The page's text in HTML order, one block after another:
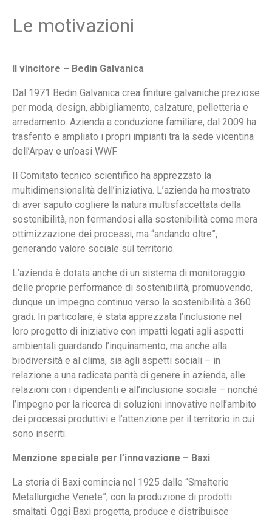
Le motivazioni
Il vincitore – Bedin Galvanica
Dal 1971 Bedin Galvanica crea finiture galvaniche preziose
per moda, design, abbigliamento, calzature, pelletteria e
arredamento. Azienda a conduzione familiare, dal 2009 ha
trasferito e ampliato i propri impianti tra la sede vicentina
dell’Arpav e un’oasi WWF.
Il Comitato tecnico scientifico ha apprezzato la
multidimensionalità dell’iniziativa. L’azienda ha mostrato
di aver saputo cogliere la natura multisfaccettata della
sostenibilità, non fermandosi alla sostenibilità come mera
ottimizzazione dei processi, ma “andando oltre”,
generando valore sociale sul territorio.
L’azienda è dotata anche di un sistema di monitoraggio
delle proprie performance di sostenibilità, promuovendo,
dunque un impegno continuo verso la sostenibilità a 360
gradi. In particolare, è stata apprezzata l’inclusione nel
loro progetto di iniziative con impatti legati agli aspetti
ambientali guardando l’inquinamento, ma anche alla
biodiversità e al clima, sia agli aspetti sociali – in
relazione a una radicata parità di genere in azienda, alle
relazioni con i dipendenti e all’inclusione sociale – nonché
l’impegno per la ricerca di soluzioni innovative nell’ambito
dei processi produttivi e l’attenzione per il territorio in cui
sono inseriti.
Menzione speciale per l’innovazione – Baxi
La storia di Baxi comincia nel 1925 dalle “Smalterie
Metallurgiche Venete”, con la produzione di prodotti
smaltati. Oggi Baxi progetta, produce e distribuisce